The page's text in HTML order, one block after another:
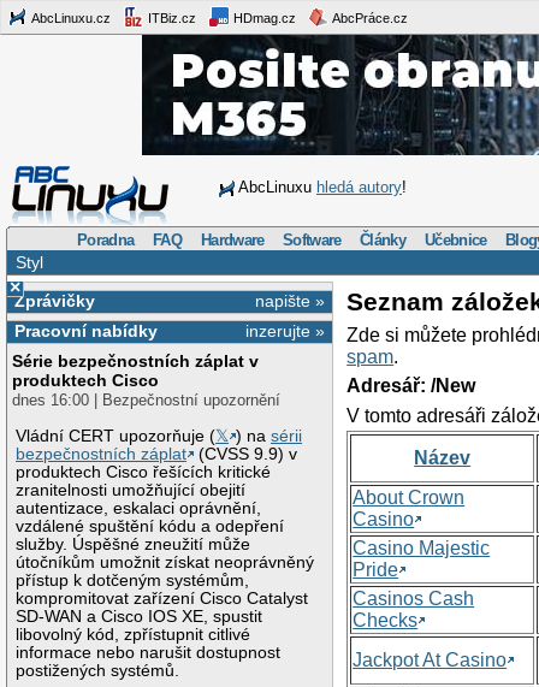
AbcLinuxu.cz ITBiz.cz HDmag.cz AbcPráce.cz
AbcLinuxu hledá autory!
Poradna FAQ Hardware Software Články Učebnice
Styl
×
napište »
Zprávičky
inzerujte »
Pracovní nabídky
Série bezpečnostních záplat v
produktech Cisco
dnes 16:00 | Bezpečnostní upozornění
Vládní CERT upozorňuje (𝕏 ) nasérii
bezpečnostních záplat
(CVSS 9.9) v
produktech Cisco řešících kritické
zranitelnosti umožňující obejití
autentizace, eskalaci oprávnění,
vzdálené spuštění kódu a odepření
služby. Úspěšné zneužití může
útočníkům umožnit získat neoprávněný
přístup k dotčeným systémům,
kompromitovat zařízení Cisco Catalyst
SD-WAN a Cisco IOS XE, spustit
libovolný kód, zpřístupnit citlivé
informace nebo narušit dostupnost
postižených systémů.
Seznam
Zde si můžete
spam.
Adresář: /New
V tomto adresáři
Název
About Crown
Casino
Casino Majestic
Pride
Casinos Cash
Checks
Jackpot At Casino